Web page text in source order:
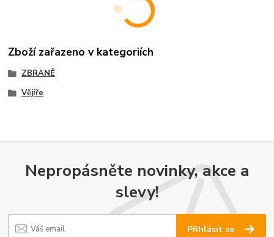
Zboží zařazeno v kategoriích
ZBRANĚ
Vějíře
Nepropásněte novinky, akce a
slevy!
Přihlásit se